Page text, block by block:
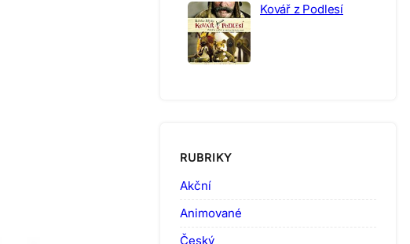
Kovář z Podlesí
RUBRIKY
Akční
Animované
Český